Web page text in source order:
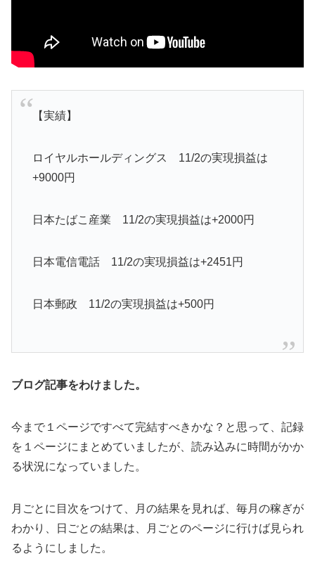
【実績】
ロイヤルホールディングス 11/2の実現損益は
+9000円
日本たばこ産業 11/2の実現損益は+2000円
日本電信電話 11/2の実現損益は+2451円
日本郵政 11/2の実現損益は+500円
ブログ記事をわけました。
今まで１ページですべて完結すべきかな？と思って、記録
を１ページにまとめていましたが、読み込みに時間がかか
る状況になっていました。
月ごとに目次をつけて、月の結果を見れば、毎月の稼ぎが
わかり、日ごとの結果は、月ごとのページに行けば見られ
るようにしました。